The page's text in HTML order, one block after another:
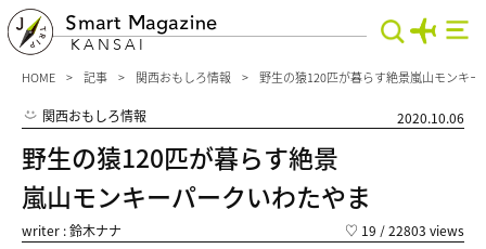
Smart Magazine
KANSAI
HOME 記事 関西おもしろ情報 野生の猿120匹が暮らす絶景嵐山モンキ
関西おもしろ情報 2020.10.06
野生の猿120匹が暮らす絶景
嵐山モンキーパークいわたやま
writer : 鈴木ナナ ♡ 19 / 22803 views